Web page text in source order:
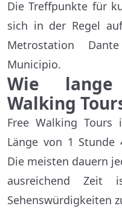
Die Treffpunkte für
sich in der Regel
Metrostation
Municipio.
Wie
Walking
Free Walking
Länge von 1
Die meisten dauern
ausreichend Zeit
Sehenswürdigkeiten